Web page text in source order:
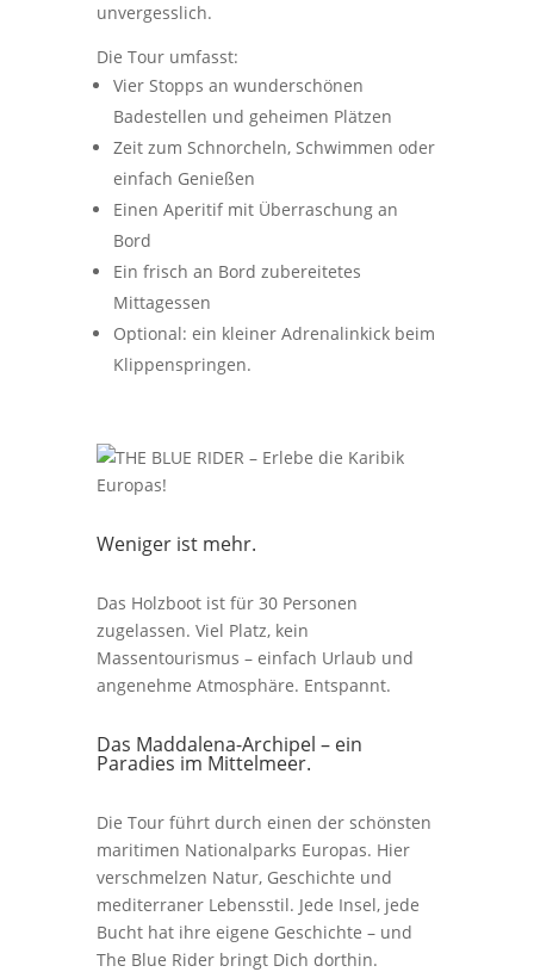
unvergesslich.
Die Tour umfasst:
Vier Stopps an wunderschönen
Badestellen und geheimen Plätzen
Zeit zum Schnorcheln, Schwimmen oder
einfach Genießen
Einen Aperitif mit Überraschung an
Bord
Ein frisch an Bord zubereitetes
Mittagessen
Optional: ein kleiner Adrenalinkick beim
Klippenspringen.
Weniger ist mehr.
Das Holzboot ist für 30 Personen
zugelassen. Viel Platz, kein
Massentourismus – einfach Urlaub und
angenehme Atmosphäre. Entspannt.
Das Maddalena-Archipel – ein
Paradies im Mittelmeer.
Die Tour führt durch einen der schönsten
maritimen Nationalparks Europas. Hier
verschmelzen Natur, Geschichte und
mediterraner Lebensstil. Jede Insel, jede
Bucht hat ihre eigene Geschichte – und
The Blue Rider bringt Dich dorthin.